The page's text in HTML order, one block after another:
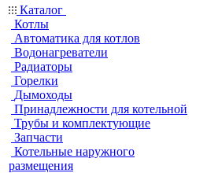
Каталог
Котлы
Автоматика для котлов
Водонагреватели
Радиаторы
Горелки
Дымоходы
Принадлежности для котельной
Трубы и комплектующие
Запчасти
Котельные наружного
размещения